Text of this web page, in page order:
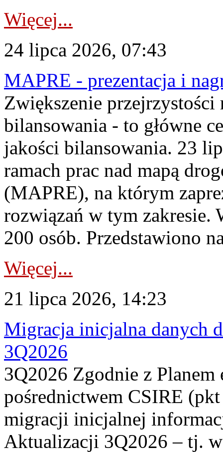
Więcej...
24 lipca 2026, 07:43
MAPRE - prezentacja i
Zwiększenie
bilansowania - to główne
jakości bilansowania. 23
ramach prac nad mapą
(MAPRE), na którym
rozwiązań w tym zakresie.
200 osób. Przedstawiono
Więcej...
21 lipca 2026, 14:23
Migracja inicjalna danych
3Q2026
3Q2026 Zgodnie z
pośrednictwem CSIRE
migracji inicjalnej
Aktualizacji 3Q2026 – tj.